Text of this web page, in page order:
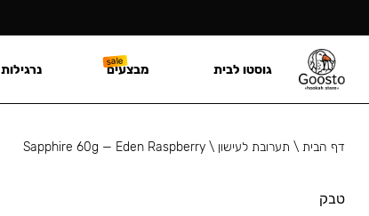
דף הבית\ תערובת לעישון \
Sapphire 60g — Eden Raspberry
טבק
גוסטו לבית מבצעים נרגילות